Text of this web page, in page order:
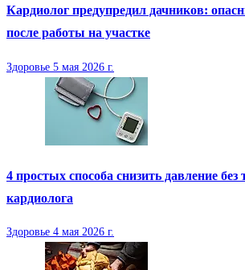
Кардиолог предупредил дачников:
после работы на участке
Здоровье 5 мая 2026 г.
4 простых способа снизить давление без
кардиолога
Здоровье 4 мая 2026 г.